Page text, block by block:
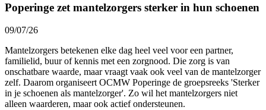
Poperinge zet mantelzorgers sterker in hun schoenen
09/07/26
Mantelzorgers betekenen elke dag heel veel voor een partner,
familielid, buur of kennis met een zorgnood. Die zorg is van
onschatbare waarde, maar vraagt vaak ook veel van de mantelzorger
zelf. Daarom organiseert OCMW Poperinge de groepsreeks 'Sterker
in je schoenen als mantelzorger'. Zo wil het mantelzorgers niet
alleen waarderen, maar ook actief ondersteunen.